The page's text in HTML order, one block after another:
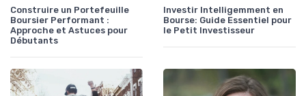
Construire un Portefeuille
Boursier Performant :
Approche et Astuces pour
Débutants
Investir Intelligemment en
Bourse: Guide Essentiel pour
le Petit Investisseur